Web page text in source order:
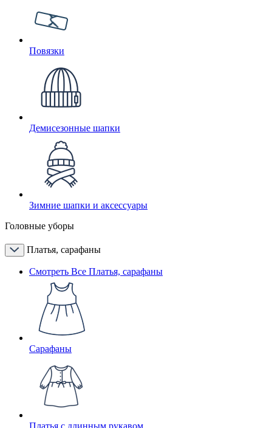
Повязки
Демисезонные шапки
Зимние шапки и аксессуары
Головные уборы
Платья, сарафаны
Смотреть Все Платья, сарафаны
Сарафаны
Платья с длинным рукавом